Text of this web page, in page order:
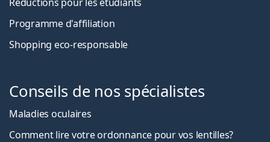
Programme d'affiliation
Shopping eco-responsable
Conseils de nos spécialistes
Maladies oculaires
Comment lire votre ordonnance pour vos lentilles?